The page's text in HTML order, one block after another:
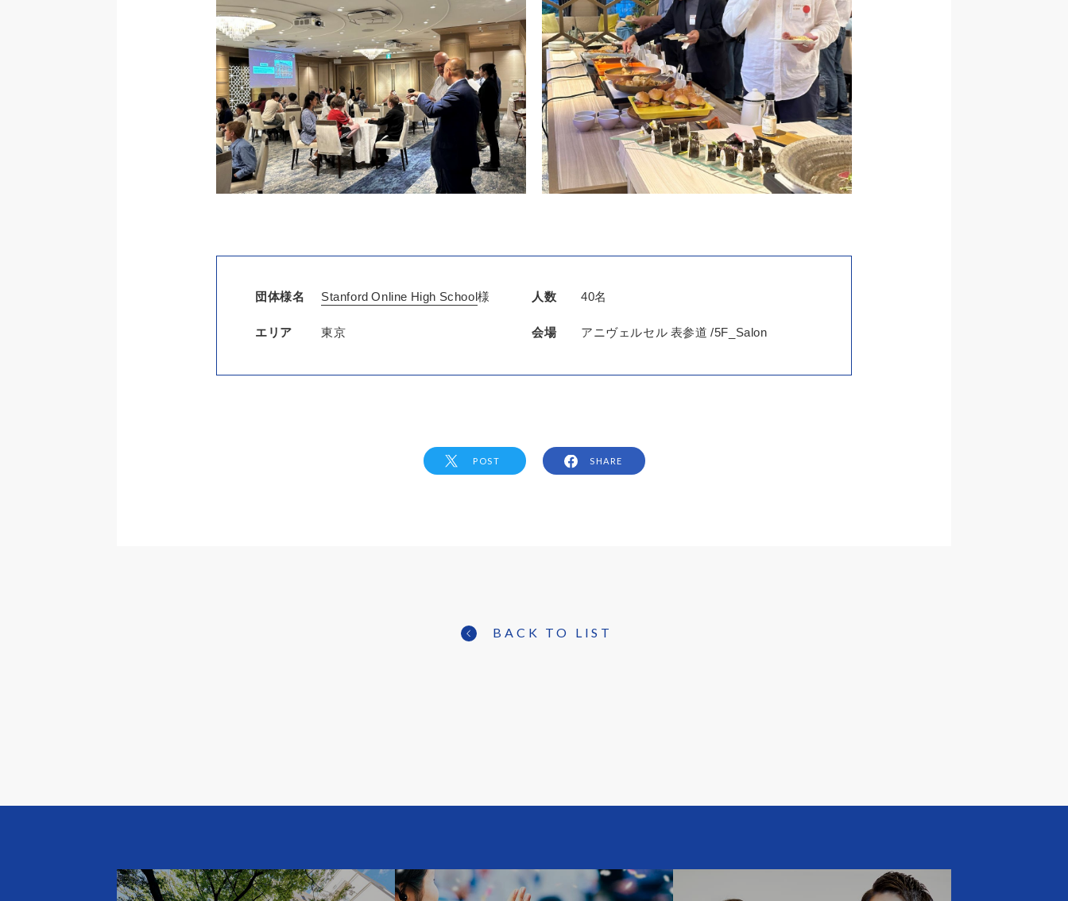
団体様名 Stanford Online High School様 人数 40名
エリア 東京 会場 アニヴェルセル 表参道 /5F_Salon
POST SHARE
BACK TO LIST